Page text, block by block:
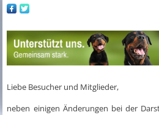
Liebe Besucher und Mitglieder,
neben einigen Änderungen bei der